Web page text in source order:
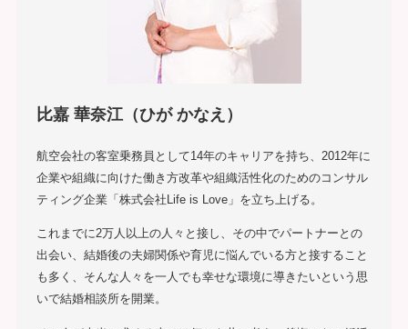
比嘉 華奈江（ひが かなえ）
航空会社の客室乗務員として14年のキャリアを持ち、2012年に
企業や組織に向けた働き方改革や組織活性化のためのコンサル
ティング企業「株式会社Life is Love」を立ち上げる。
これまでに2万人以上の人々と接し、その中でパートナーとの
出会い、結婚後の夫婦関係や育児に悩んでいる方と接すること
も多く、そんな人々を一人でも幸せな環境に導きたいという思
いで結婚相談所を開業。